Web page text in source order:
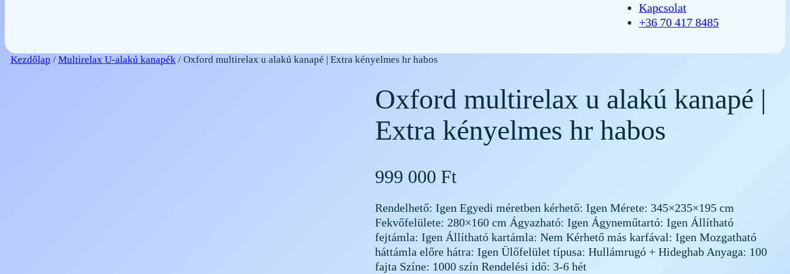
Kapcsolat
+36 70 417 8485
Kezdőlap / Multirelax U-alakú kanapék / Oxford multirelax u alakú kanapé | Extra kényelmes hr habos
Oxford multirelax u alakú kanapé |
Extra kényelmes hr habos
999 000 Ft
Rendelhető: Igen Egyedi méretben kérhető: Igen Mérete: 345×235×195 cm
Fekvőfelülete: 280×160 cm Ágyazható: Igen Ágyneműtartó: Igen Állítható
fejtámla: Igen Állítható kartámla: Nem Kérhető más karfával: Igen Mozgatható
háttámla előre hátra: Igen Ülőfelület típusa: Hullámrugó + Hideghab Anyaga: 100
fajta Színe: 1000 szín Rendelési idő: 3-6 hét